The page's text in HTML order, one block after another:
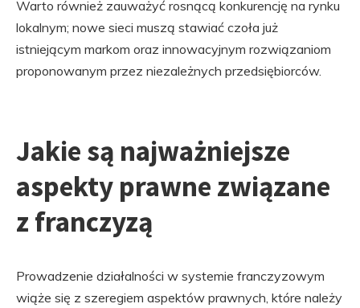
Warto również zauważyć rosnącą konkurencję na rynku
lokalnym; nowe sieci muszą stawiać czoła już
istniejącym markom oraz innowacyjnym rozwiązaniom
proponowanym przez niezależnych przedsiębiorców.
Jakie są najważniejsze
aspekty prawne związane
z franczyzą
Prowadzenie działalności w systemie franczyzowym
wiąże się z szeregiem aspektów prawnych, które należy